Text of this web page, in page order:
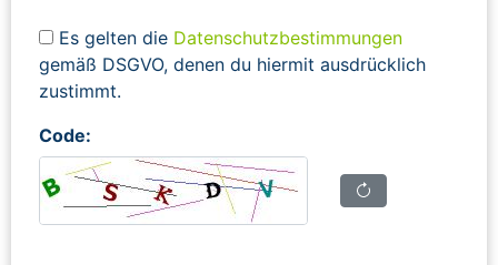
Es gelten die Datenschutzbestimmungen
gemäß DSGVO, denen du hiermit ausdrücklich
zustimmt.
Code: